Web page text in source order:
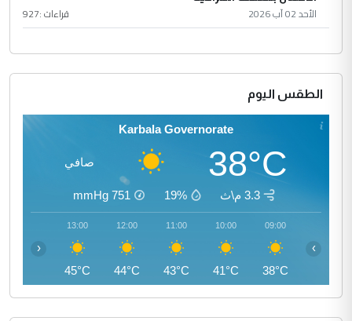
الأحد 02 آب 2026 قراءات :927
الطقس اليوم
Karbala Governorate
38°C صافي
3.3 م\ث 19%
751
mmHg
09:00
38°C
10:00
41°C
11:00
43°C
12:00
44°C
13:00
45°C
‹ ›